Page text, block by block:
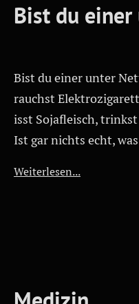
Bist du
Bist du einer unter
rauchst
isst Sojafleisch,
Ist gar nichts echt,
Weiterlesen...